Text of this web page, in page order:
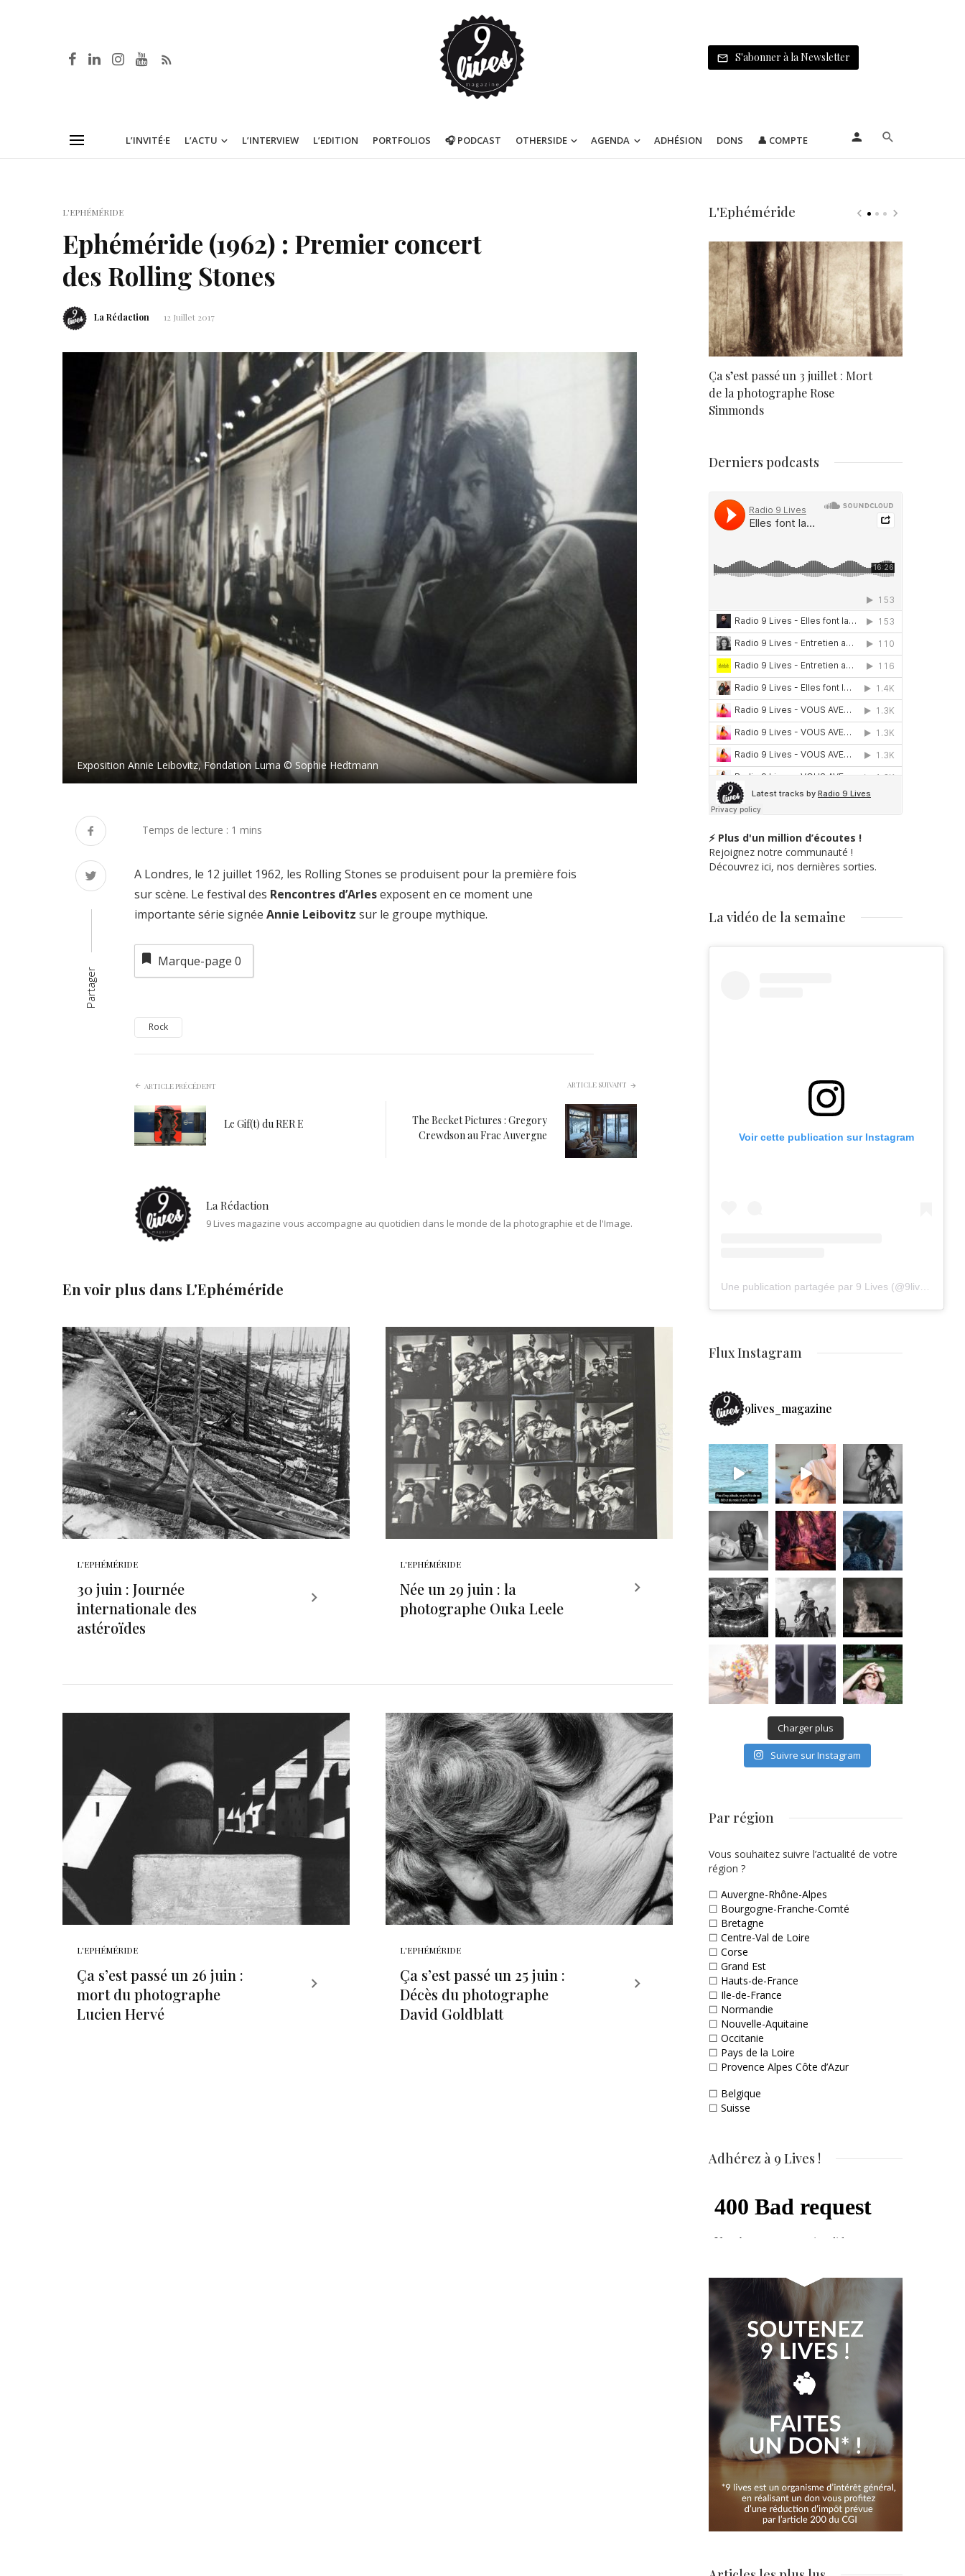
S'abonner à la Newsletter
L’INVITÉ·E L’ACTU L’INTERVIEW L’EDITION PORTFOLIOS 🎧 PODCAST OTHERSIDE AGENDA ADHÉSION DONS 👤 COMPTE
L'EPHÉMÉRIDE
Ephéméride (1962) : Premier concert
des Rolling Stones
La Rédaction 12 Juillet 2017
Exposition Annie Leibovitz, Fondation Luma © Sophie Hedtmann
Partager
A Londres, le 12 juillet 1962, les Rolling Stones se produisent pour la première fois
sur scène. Le festival des Rencontres d’Arlesexposent en ce moment une
importante série signée Annie Leibovitz sur le groupe mythique.
Marque-page 0
Rock
ARTICLE PRÉCÉDENT
Le Gif(t) du RER E
ARTICLE SUIVANT
The Becket Pictures : Gregory
Crewdson au Frac Auvergne
La Rédaction
9 Lives magazine vous accompagne au quotidien dans le monde de la photographie et de l'Image.
En voir plus dans L'Ephéméride
L'EPHÉMÉRIDE
30 juin : Journée
internationale des
astéroïdes
L'EPHÉMÉRIDE
Née un 29 juin : la
photographe Ouka Leele
L'EPHÉMÉRIDE
Ça s’est passé un 26 juin :
mort du photographe
Lucien Hervé
L'EPHÉMÉRIDE
Ça s’est passé un 25 juin :
Décès du photographe
David Goldblatt
L'Ephéméride
Né un 2 juillet : André Kertész
Ça s’est passé un 3 juillet : Mort
de la photographe Rose
Simmonds
Derniers podcasts
⚡ Plus d'un million d’écoutes !
Rejoignez notre communauté !
Découvrez ici, nos dernières sorties.
La vidéo de la semaine
Voir cette publication sur Instagram
Flux Instagram
9lives_magazine
Charger plus
Suivre sur Instagram
Par région
Vous souhaitez suivre l’actualité de votre
région ?
☐ Auvergne-Rhône-Alpes
☐ Bourgogne-Franche-Comté
☐ Bretagne
☐ Centre-Val de Loire
☐ Corse
☐ Grand Est
☐ Hauts-de-France
☐ Ile-de-France
☐ Normandie
☐ Nouvelle-Aquitaine
☐ Occitanie
☐ Pays de la Loire
☐ Provence Alpes Côte d’Azur
☐ Belgique
☐ Suisse
Adhérez à 9 Lives !